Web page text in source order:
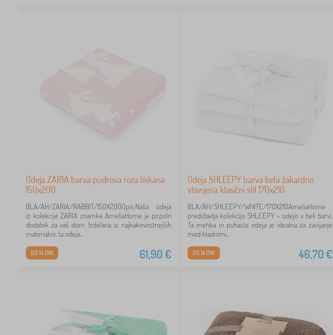
Odeja ZARIA barva pudrova roza tiskana
150x200
BLA/AH/ZARIA/RABBIT/150X200Opis:Naša odeja
iz kolekcije ZARIA znamke AmeliaHome je popoln
dodatek za vaš dom. Izdelana iz najkakovostnejših
materialov, ta odeja...
61,90€
DO 14 DNI
Odeja SHLEEPY barva bela žakardno
vtisnjena klasični stil 170x210
BLA/AH/SHLEEPY/WHITE/170X210AmeliaHome
predstavlja kolekcijo SHLEEPY – odejo v beli barvi.
Ta mehka in puhasta odeja je idealna za zavijanje
med hladnimi...
46,70€
DO 14 DNI